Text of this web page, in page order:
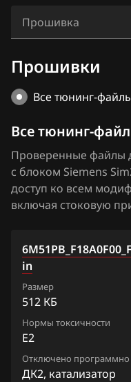
Bentley
BMW
Brilliance
Cadillac
Changan
Chenglong
Chevrolet
Chrysler
Citroen
Dacia
Daewoo
Bosch MED17.22
Bosch
Bosch
Bosch
Bosch MEG9.8.1
Bosch MG1CS016
Bosch MG1CS017
Bosch MG1CS018
Bosch MG1CS019
Bosch MG1US008
F18A0H10
F18A0I10
F18A0J00
F18A0K00
F18A0L00
Прошивка
Прошивки
Все тюнинг-
Все тюнинг-
Проверенные файлы
с блоком Siemens
доступ ко всем
включая стоковую
in
Размер
512 КБ
Нормы токсичности
E2
Отключено программно
ДК2, катализатор